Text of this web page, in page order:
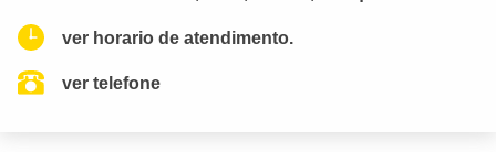
ver horario de atendimento.
ver telefone